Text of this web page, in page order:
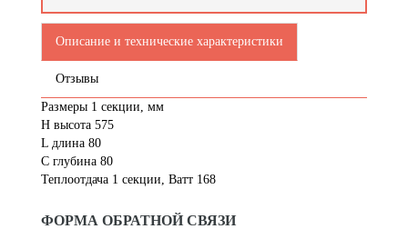
Описание и технические характеристики
Отзывы
Размеры 1 секции, мм
H высота 575
L длина 80
С глубина 80
Теплоотдача 1 секции, Ватт 168
ФОРМА ОБРАТНОЙ СВЯЗИ